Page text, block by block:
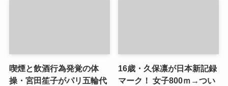
喫煙と飲酒行為発覚の体
操・宮田笙子がパリ五輪代
16歳・久保凛が日本新記録
マーク！ 女子800ｍ→つい